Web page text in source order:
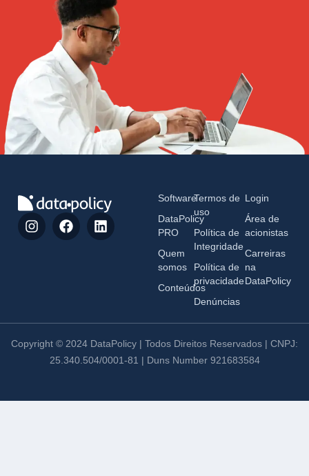
Software
DataPolicy
PRO
Quem
somos
Conteúdos
Termos de
uso
Política de
Integridade
Política de
privacidade
Denúncias
Login
Área de
acionistas
Carreiras
na
DataPolicy
Copyright © 2024 DataPolicy | Todos Direitos Reservados | CNPJ:
25.340.504/0001-81 | Duns Number 921683584